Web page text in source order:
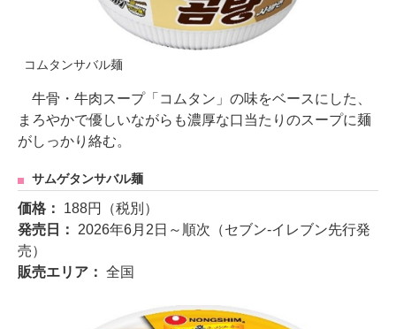
コムタンサバル麺
牛骨・牛肉スープ「コムタン」の味をベースにした、
まろやかで優しいながらも濃厚な口当たりのスープに麺
がしっかり絡む。
サムゲタンサバル麺
価格： 188円（税別）
発売日： 2026年6月2日～順次（セブン‐イレブン先行発
売）
販売エリア： 全国